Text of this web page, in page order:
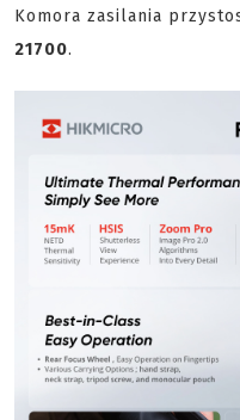
Komora zasilania
21700.